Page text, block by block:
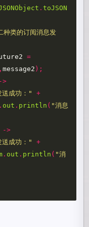
.toJSON
种类的订阅消息发
=
,message2 );
->
成功："
+
. out . println ( "消息
->
成功："
+
. out . println ( "消